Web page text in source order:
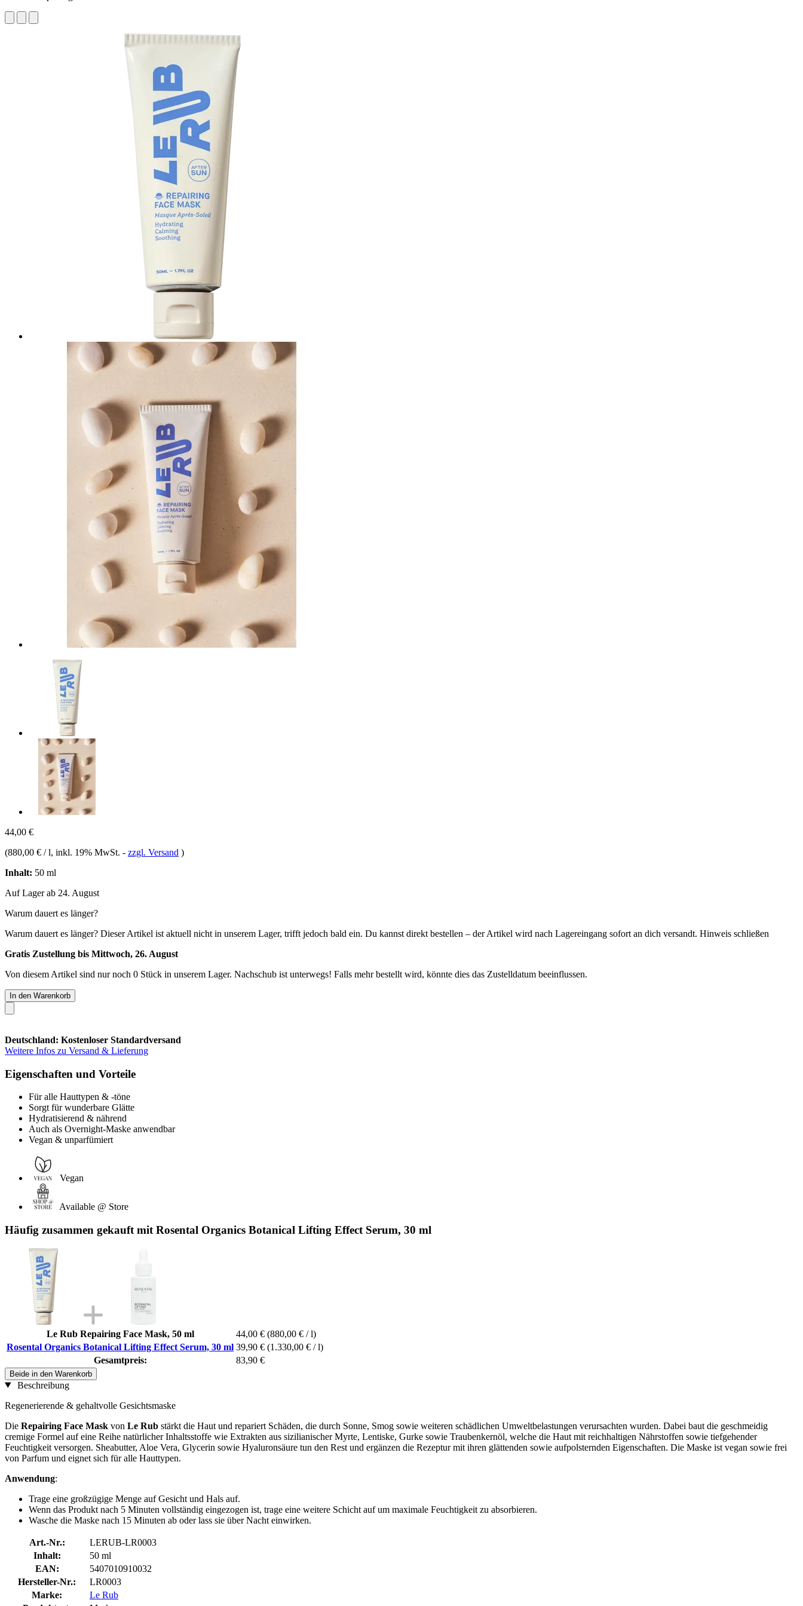
44,00 €
(880,00 € / l, inkl. 19% MwSt. - zzgl. Versand )
Inhalt: 50 ml
Auf Lager ab 24. August
Warum dauert es länger?
Warum dauert es länger? Dieser Artikel ist aktuell nicht in unserem Lager, trifft jedoch bald ein. Du kannst direkt bestellen – der Artikel wird nach Lagereingang sofort an dich versandt. Hinweis schließen
Gratis Zustellung bis Mittwoch, 26. August
Von diesem Artikel sind nur noch 0 Stück in unserem Lager. Nachschub ist unterwegs! Falls mehr bestellt wird, könnte dies das Zustelldatum beeinflussen.
In den Warenkorb
Deutschland: Kostenloser Standardversand
Weitere Infos zu Versand & Lieferung
Eigenschaften und Vorteile
Für alle Hauttypen & -töne
Sorgt für wunderbare Glätte
Hydratisierend & nährend
Auch als Overnight-Maske anwendbar
Vegan & unparfümiert
Vegan
Available @ Store
Häufig zusammen gekauft mit Rosental Organics Botanical Lifting Effect Serum, 30 ml
Le Rub Repairing Face Mask, 50 ml 44,00 € (880,00 € / l)
Rosental Organics Botanical Lifting Effect Serum, 30 ml 39,90 € (1.330,00 € / l)
Gesamtpreis:
83,90 €
Beide in den Warenkorb
Beschreibung
Regenerierende & gehaltvolle Gesichtsmaske
Die Repairing Face Mask von Le Rub stärkt die Haut und repariert Schäden, die durch Sonne, Smog sowie weiteren schädlichen Umweltbelastungen verursachten wurden. Dabei baut die geschmeidig
cremige Formel auf eine Reihe natürlicher Inhaltsstoffe wie Extrakten aus sizilianischer Myrte, Lentiske, Gurke sowie Traubenkernöl, welche die Haut mit reichhaltigen Nährstoffen sowie tiefgehender
Feuchtigkeit versorgen. Sheabutter, Aloe Vera, Glycerin sowie Hyaluronsäure tun den Rest und ergänzen die Rezeptur mit ihren glättenden sowie aufpolsternden Eigenschaften. Die Maske ist vegan sowie frei
von Parfum und eignet sich für alle Hauttypen.
Anwendung:
Trage eine großzügige Menge auf Gesicht und Hals auf.
Wenn das Produkt nach 5 Minuten vollständig eingezogen ist, trage eine weitere Schicht auf um maximale Feuchtigkeit zu absorbieren.
Wasche die Maske nach 15 Minuten ab oder lass sie über Nacht einwirken.
Art.-Nr.:
LERUB-LR0003
Inhalt:
50 ml
EAN:
5407010910032
Hersteller-Nr.:
LR0003
Marke:
Le Rub